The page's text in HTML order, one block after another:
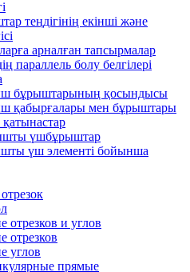
теңдігінің екінші және
арналған тапсырмалар
параллель болу белгілері
бұрыштарының қосындысы
қабырғалары мен бұрыштары
үшбұрыштар
үш элементі бойынша
отрезков и углов
отрезков
углов
прямые